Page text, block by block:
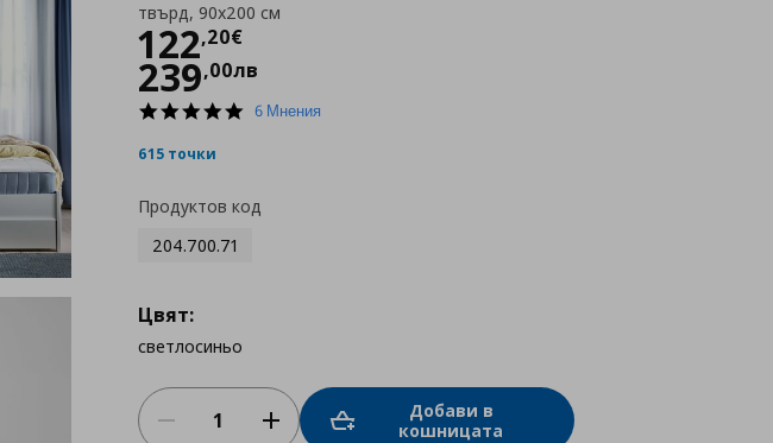
твърд, 90x200 см
122,20€
Цена
239,00лв
4.86 Мнения
615 точки
Продуктов код
204.700.71
Цвят:
светлосиньо
Добави в
кошницата